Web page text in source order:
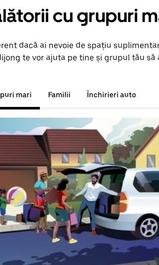
cu grupuri
dacă ai nevoie de spațiu
te vor ajuta pe tine și grupul tău să
mari Familii Închirieri auto